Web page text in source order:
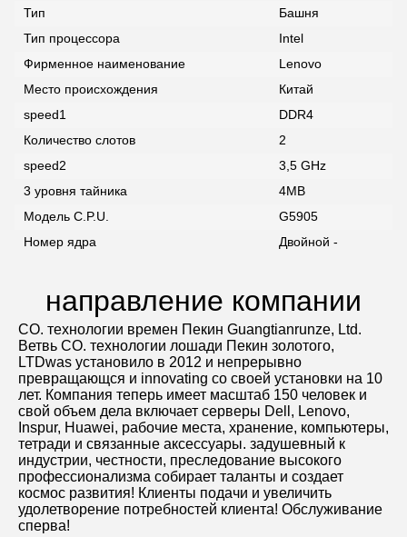
Тип
Башня
Тип процессора
Intel
Фирменное наименование
Lenovo
Место происхождения
Китай
speed1
DDR4
Количество слотов
2
speed2
3,5 GHz
3 уровня тайника
4MB
Модель C.P.U.
G5905
Номер ядра
Двойной -
направление компании
CO. технологии времен Пекин Guangtianrunze, Ltd.
Ветвь CO. технологии лошади Пекин золотого,
LTDwas установило в 2012 и непрерывно
превращающся и innovating со своей установки на 10
лет. Компания теперь имеет масштаб 150 человек и
свой объем дела включает серверы Dell, Lenovo,
Inspur, Huawei, рабочие места, хранение, компьютеры,
тетради и связанные аксессуары. задушевный к
индустрии, честности, преследование высокого
профессионализма собирает таланты и создает
космос развития! Клиенты подачи и увеличить
удолетворение потребностей клиента! Обслуживание
сперва!